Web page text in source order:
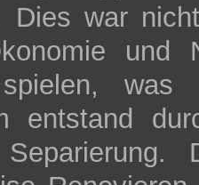
Dies war
und
was
entstand